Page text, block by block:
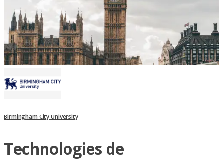
Birmingham City University
Technologies de